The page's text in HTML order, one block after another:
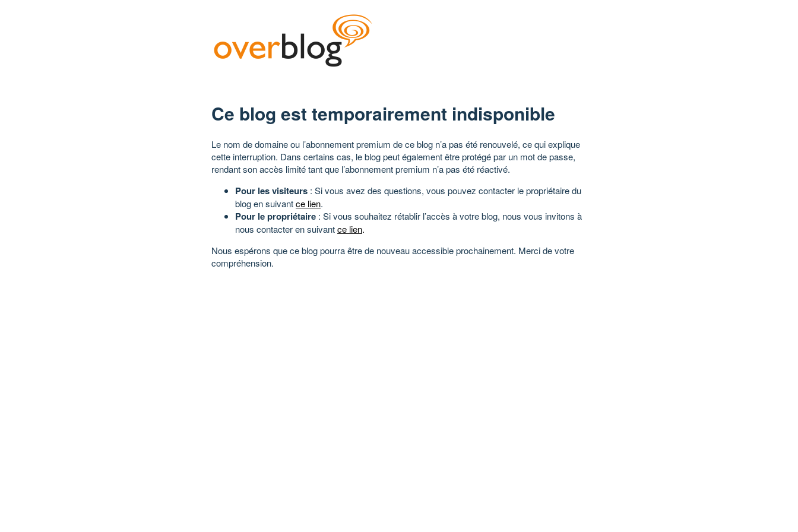
Ce blog est temporairement indisponible
Le nom de domaine ou l’abonnement premium de ce blog n’a pas été renouvelé, ce qui explique
cette interruption. Dans certains cas, le blog peut également être protégé par un mot de passe,
rendant son accès limité tant que l’abonnement premium n’a pas été réactivé.
Pour les visiteurs : Si vous avez des questions, vous pouvez contacter le propriétaire du
blog en suivantce lien.
Pour le propriétaire : Si vous souhaitez rétablir l’accès à votre blog, nous vous invitons à
nous contacter en suivantce lien.
Nous espérons que ce blog pourra être de nouveau accessible prochainement. Merci de votre
compréhension.